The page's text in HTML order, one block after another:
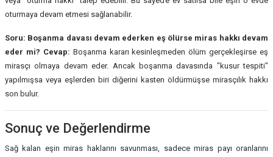
oturmaya devam etmesi sağlanabilir.
Soru: Boşanma davası devam ederken eş ölürse miras hakkı devam
eder mi? Cevap: Boşanma kararı kesinleşmeden ölüm gerçekleşirse eş
mirasçı olmaya devam eder. Ancak boşanma davasında "kusur tespiti"
yapılmışsa veya eşlerden biri diğerini kasten öldürmüşse mirasçılık hakkı
son bulur.
Sonuç ve Değerlendirme
Sağ kalan eşin miras haklarını savunması, sadece miras payı oranlarını